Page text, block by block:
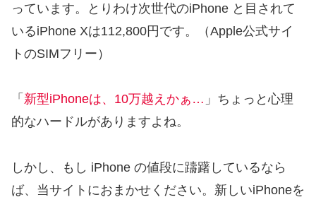
っています。とりわけ次世代のiPhone と目されて
いるiPhone Xは112,800円です。（Apple公式サイ
トのSIMフリー）
「 新型iPhoneは、10万越えかぁ… 」ちょっと心理
的なハードルがありますよね。
しかし、もし iPhone の値段に躊躇しているなら
ば、当サイトにおまかせください。新しいiPhoneを